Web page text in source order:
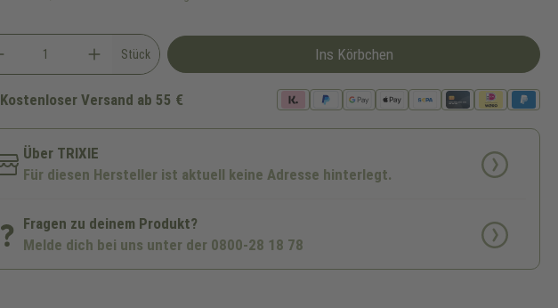
Stück Ins Körbchen
Kostenloser Versand ab 55 €
Über TRIXIE
Für diesen Hersteller ist aktuell keine Adresse hinterlegt.
Fragen zu deinem Produkt?
Melde dich bei uns unter der 0800-28 18 78